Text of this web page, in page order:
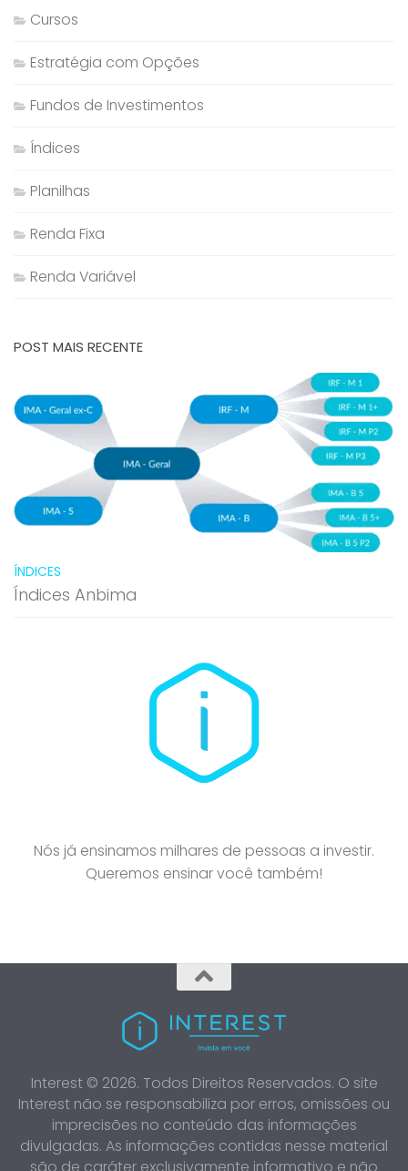
Cursos
Estratégia com Opções
Fundos de Investimentos
Índices
Planilhas
Renda Fixa
Renda Variável
POST MAIS RECENTE
ÍNDICES
Índices Anbima
Nós já ensinamos milhares de pessoas a investir.
Queremos ensinar você também!
Interest © 2026. Todos Direitos Reservados. O site
Interest não se responsabiliza por erros, omissões ou
imprecisões no conteúdo das informações
divulgadas. As informações contidas nesse material